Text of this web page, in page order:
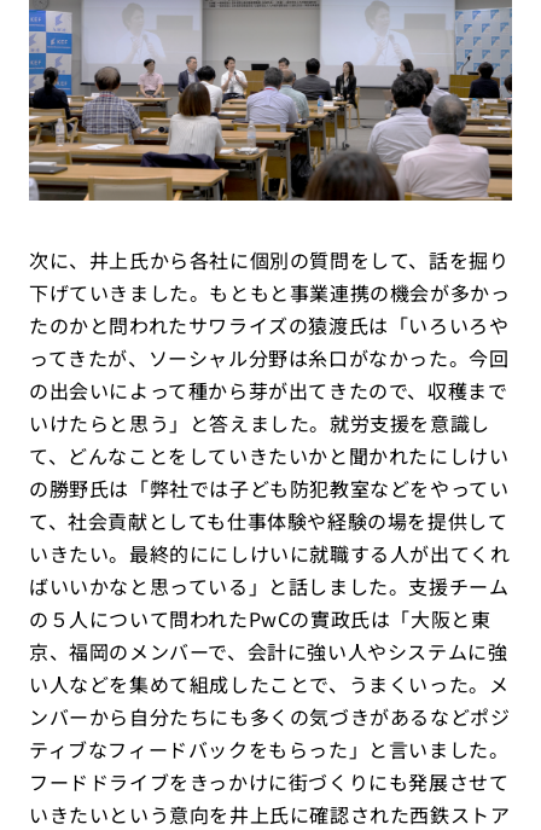
次に、井上氏から各社に個別の質問をして、話を掘り
下げていきました。もともと事業連携の機会が多かっ
たのかと問われたサワライズの猿渡氏は「いろいろや
ってきたが、ソーシャル分野は糸口がなかった。今回
の出会いによって種から芽が出てきたので、収穫まで
いけたらと思う」と答えました。就労支援を意識し
て、どんなことをしていきたいかと聞かれたにしけい
の勝野氏は「弊社では子ども防犯教室などをやってい
て、社会貢献としても仕事体験や経験の場を提供して
いきたい。最終的ににしけいに就職する人が出てくれ
ばいいかなと思っている」と話しました。支援チーム
の５人について問われたPwCの實政氏は「大阪と東
京、福岡のメンバーで、会計に強い人やシステムに強
い人などを集めて組成したことで、うまくいった。メ
ンバーから自分たちにも多くの気づきがあるなどポジ
ティブなフィードバックをもらった」と言いました。
フードドライブをきっかけに街づくりにも発展させて
いきたいという意向を井上氏に確認された西鉄ストア